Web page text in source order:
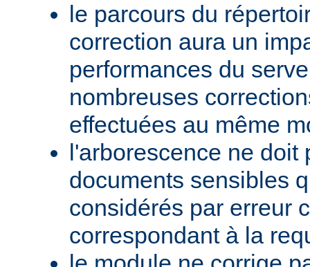
le parcours du
correction aura un
performances du
nombreuses
effectuées au même
l'arborescence ne doit
documents sensibles
considérés par erreur
correspondant à la